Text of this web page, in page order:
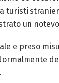
un
e preso